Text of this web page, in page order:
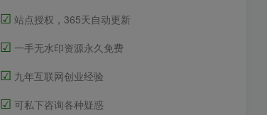
☑ 站点授权，365天自动更新
☑ 一手无水印资源永久免费
☑ 九年互联网创业经验
☑ 可私下咨询各种疑惑